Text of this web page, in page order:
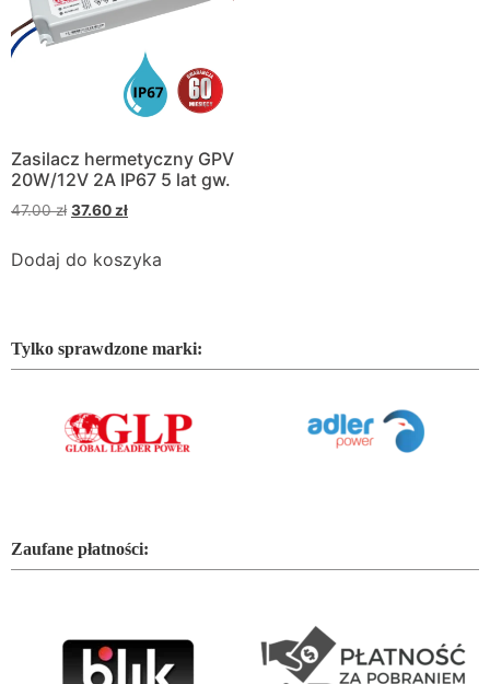
Zasilacz hermetyczny GPV
20W/12V 2A IP67 5 lat gw.
47.00zł 37.60 zł
Dodaj do koszyka
Tylko sprawdzone marki:
Zaufane płatności: